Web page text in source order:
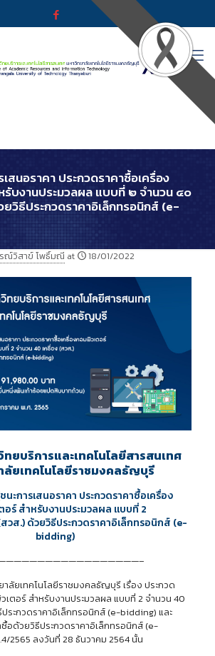
สนอราคา ประกวดราคาซื้อเครื่อง
รับงานประมวลผล แบบที่ ๒ จำนวน ๔๐
ยวิธีประกวดราคาอิเล็กทรอนิกส์ (e-
ณ์วิสาข์ โพธิ์มณี at 18/01/2022
ยบริการและเทคโนโลยีสารสนเทศ
ลัยเทคโนโลยีราชมงคลธัญบุรี
นะการเสนอราคา ประกวดราคาซื้อเครื่อง
อร์ สำหรับงานประมวลผล แบบที่ 2
วส.) ด้วยวิธีประกวดราคาอิเล็กทรอนิกส์ (e-
bidding)
าลัยเทคโนโลยีราชมงคลธัญบุรี เรื่อง ประกวด
เตอร์ สำหรับงานประมวลผล แบบที่ 2 จำนวน 40
ระกวดราคาอิเล็กทรอนิกส์ (e-bidding) และ
ซื้อด้วยวิธีประกวดราคาอิเล็กทรอนิกส์ (e-
2565 ลงวันที่ 28 ธันวาคม 2564 นั้น